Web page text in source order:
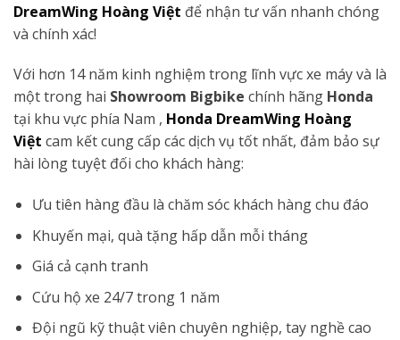
DreamWing Hoàng Việt để nhận tư vấn nhanh chóng
và chính xác!
Với hơn 14 năm kinh nghiệm trong lĩnh vực xe máy và là
một trong hai Showroom Bigbike chính hãng Honda
tại khu vực phía Nam , Honda DreamWing Hoàng
Việt cam kết cung cấp các dịch vụ tốt nhất, đảm bảo sự
hài lòng tuyệt đối cho khách hàng:
Ưu tiên hàng đầu là chăm sóc khách hàng chu đáo
Khuyến mại, quà tặng hấp dẫn mỗi tháng
Giá cả cạnh tranh
Cứu hộ xe 24/7 trong 1 năm
Đội ngũ kỹ thuật viên chuyên nghiệp, tay nghề cao